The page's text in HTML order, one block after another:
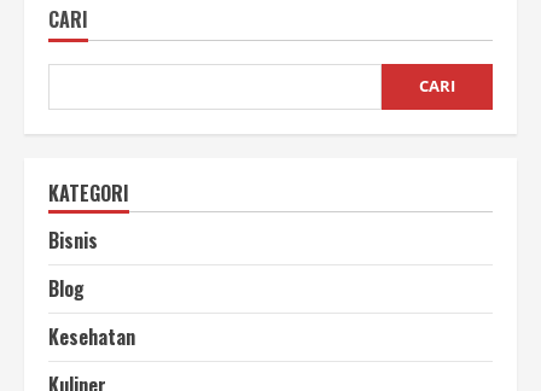
CARI
CARI
KATEGORI
Bisnis
Blog
Kesehatan
Kuliner